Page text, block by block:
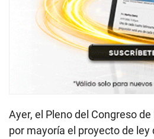
Ayer, el Pleno del Congreso
por mayoría el proyecto de ley